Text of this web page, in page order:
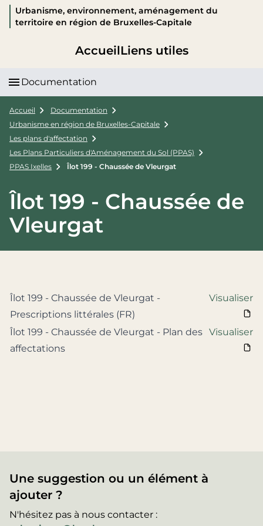
Urbanisme, environnement, aménagement du
territoire en région de Bruxelles-Capitale
AccueilLiens utiles
Documentation
Accueil
Documentation
Urbanisme en région de Bruxelles-Capitale
Les plans d'affectation
Les Plans Particuliers d'Aménagement du Sol (PPAS)
PPAS Ixelles
Îlot 199 - Chaussée de Vleurgat
Îlot 199 - Chaussée de
Vleurgat
Îlot 199 - Chaussée de Vleurgat -
Prescriptions littérales (FR)
Visualiser
Îlot 199 - Chaussée de Vleurgat - Plan des
affectations
Visualiser
Une suggestion ou un élément à
ajouter ?
N'hésitez pas à nous contacter :